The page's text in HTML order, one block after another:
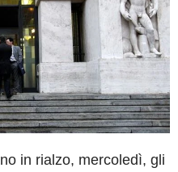
in rialzo, mercoledì, gli